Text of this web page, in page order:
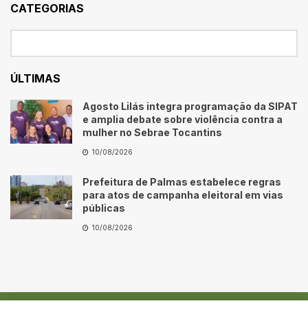
CATEGORIAS
ÚLTIMAS
Agosto Lilás integra programação da SIPAT
e amplia debate sobre violência contra a
mulher no Sebrae Tocantins
10/08/2026
Prefeitura de Palmas estabelece regras
para atos de campanha eleitoral em vias
públicas
10/08/2026